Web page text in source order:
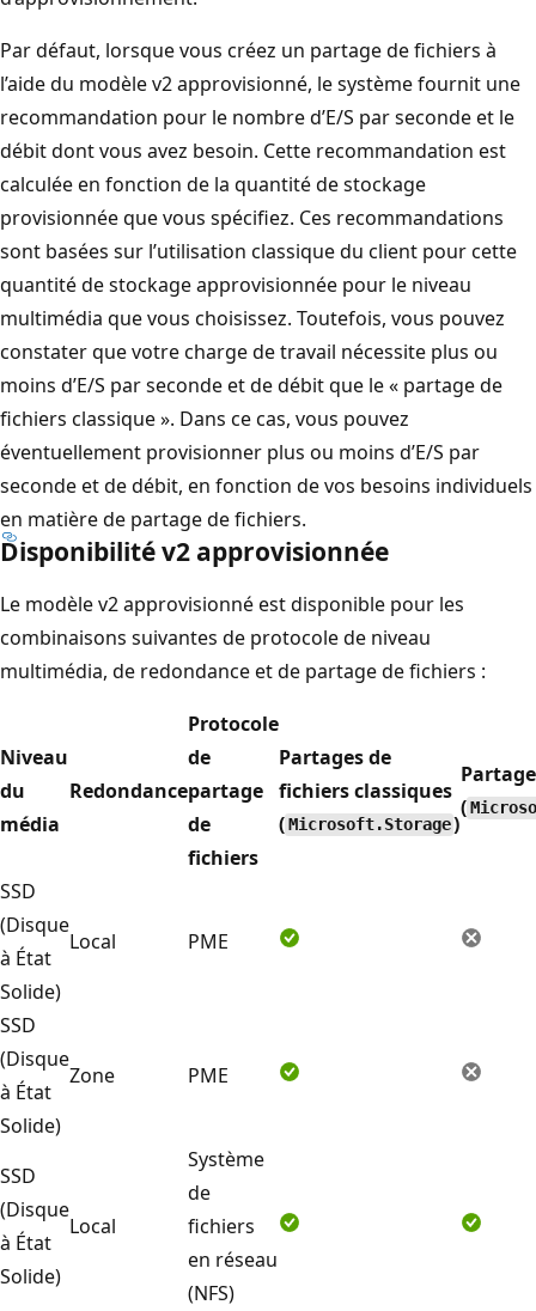
Par défaut, lorsque vous créez un partage de fichiers à
l’aide du modèle v2 approvisionné, le système fournit une
recommandation pour le nombre d’E/S par seconde et le
débit dont vous avez besoin. Cette recommandation est
calculée en fonction de la quantité de stockage
provisionnée que vous spécifiez. Ces recommandations
sont basées sur l’utilisation classique du client pour cette
quantité de stockage approvisionnée pour le niveau
multimédia que vous choisissez. Toutefois, vous pouvez
constater que votre charge de travail nécessite plus ou
moins d’E/S par seconde et de débit que le « partage de
fichiers classique ». Dans ce cas, vous pouvez
éventuellement provisionner plus ou moins d’E/S par
seconde et de débit, en fonction de vos besoins individuels
en matière de partage de fichiers.
Disponibilité v2 approvisionnée
Le modèle v2 approvisionné est disponible pour les
combinaisons suivantes de protocole de niveau
multimédia, de redondance et de partage de fichiers :
Niveau
du
média
Redondance
Protocole
de
partage
de
fichiers
Partages de
fichiers classiques
(Microsoft.Storage)
(
SSD
(Disque
à État
Solide)
Local PME
SSD
(Disque
à État
Solide)
Zone PME
SSD
(Disque
à État
Solide)
Local
Système
de
fichiers
en réseau
(NFS)